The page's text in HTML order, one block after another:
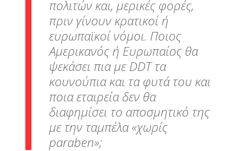
πολιτών και, μερικές φορές,
πριν γίνουν κρατικοί ή
ευρωπαϊκοί νόμοι. Ποιος
Αμερικανός ή Ευρωπαίος θα
ψεκάσει πια με DDT τα
κουνούπια και τα φυτά του και
ποια εταιρεία δεν θα
διαφημίσει το αποσμητικό της
με την ταμπέλα «χωρίς
paraben»;